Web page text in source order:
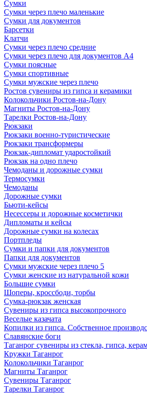
Сумки
Сумки через плечо маленькие
Сумки для документов
Барсетки
Клатчи
Сумки через плечо средние
Сумки через плечо для документов А4
Сумки поясные
Сумки спортивные
Сумки мужские через плечо
Ростов сувениры из гипса и керамики
Колокольчики Ростов-на-Дону
Магниты Ростов-на-Дону
Тарелки Ростов-на-Дону
Рюкзаки
Рюкзаки военно-туристические
Рюкзаки трансформеры
Рюкзак-дипломат ударостойкий
Рюкзак на одно плечо
Чемоданы и дорожные сумки
Термосумки
Чемоданы
Дорожные сумки
Бьюти-кейсы
Несессеры и дорожные косметички
Дипломаты и кейсы
Дорожные сумки на колесах
Портпледы
Сумки и папки для документов
Папки для документов
Сумки мужские через плечо 5
Сумки женские из натуральной кожи
Большие сумки
Шоперы, кроссбоди, торбы
Сумка-рюкзак женская
Сувениры из гипса высокопрочного
Веселые казачата
Копилки из гипса. Собственное
Славянские боги
Таганрог сувениры из стекла, гипса,
Кружки Таганрог
Колокольчики Таганрог
Магниты Таганрог
Сувениры Таганрог
Тарелки Таганрог